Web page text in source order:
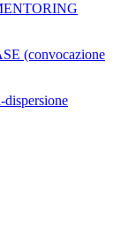
(convocazione
dispersione